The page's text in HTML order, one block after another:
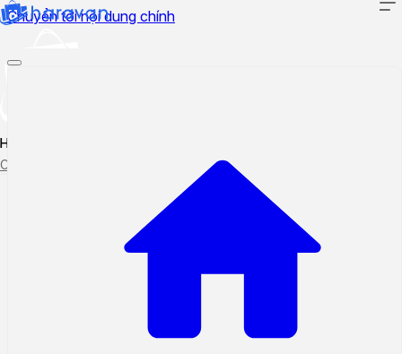
Chuyển tới nội dung chính
Hướng dẫn sử dụng
Cập nhật tính năng mới
Theo dõi ticket